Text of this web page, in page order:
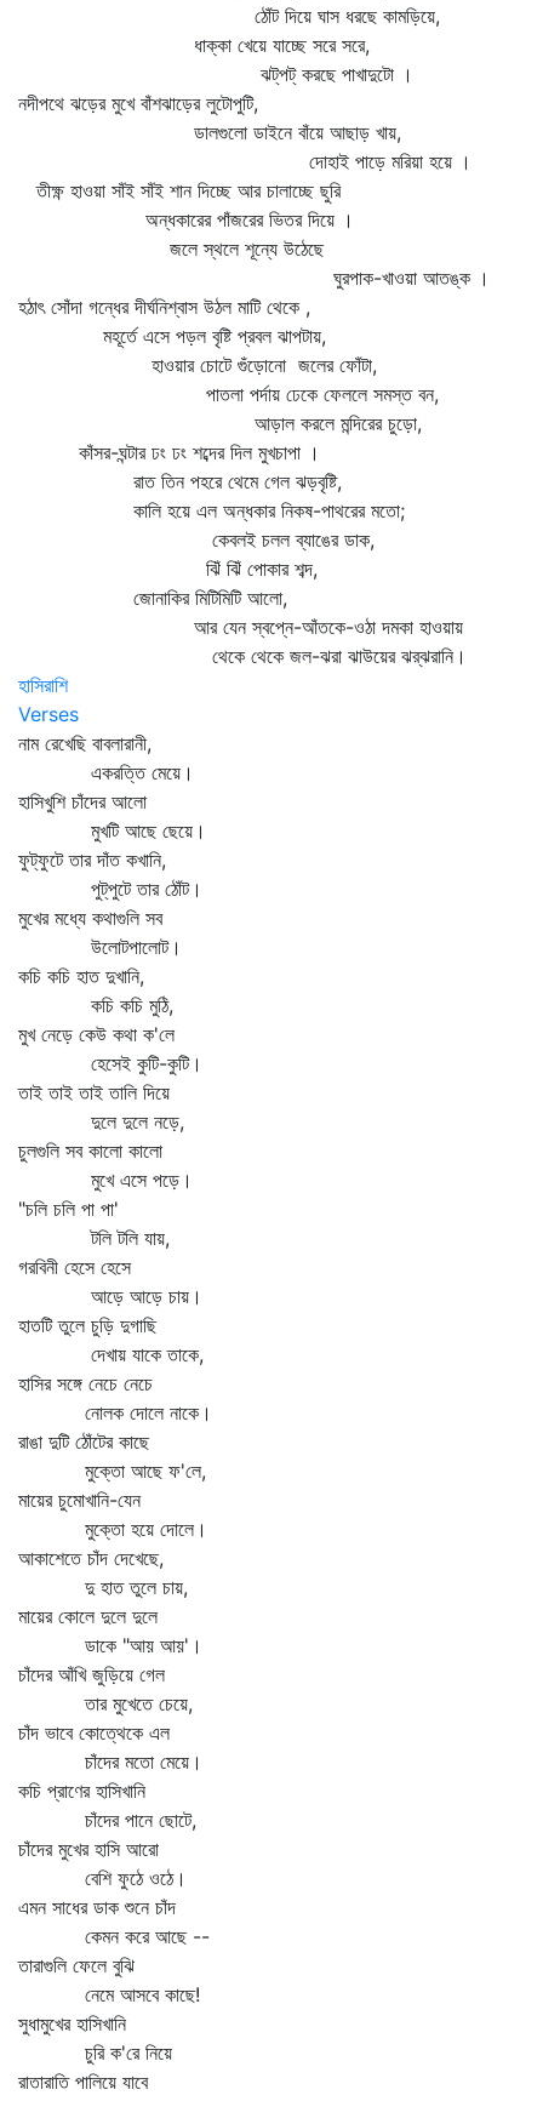
ঠোঁট দিয়ে ঘাস ধরছে কামড়িয়ে,
ধাক্কা খেয়ে যাচ্ছে সরে সরে,
ঝট্‌পট্‌ করছে পাখাদুটো ।
নদীপথে ঝড়ের মুখে বাঁশঝাড়ের লুটোপুটি,
ডালগুলো ডাইনে বাঁয়ে আছাড় খায়,
দোহাই পাড়ে মরিয়া হয়ে ।
তীক্ষ্ণ হাওয়া সাঁই সাঁই শান দিচ্ছে আর চালাচ্ছে ছুরি
অন্ধকারের পাঁজরের ভিতর দিয়ে ।
জলে স্থলে শূন্যে উঠেছে
ঘুরপাক-খাওয়া আতঙ্ক ।
হঠাৎ সোঁদা গন্ধের দীর্ঘনিশ্বাস উঠল মাটি থেকে ,
মহূর্তে এসে পড়ল বৃষ্টি প্রবল ঝাপটায়,
হাওয়ার চোটে গুঁড়োনো জলের ফোঁটা,
পাতলা পর্দায় ঢেকে ফেললে সমস্ত বন,
আড়াল করলে মন্দিরের চুড়ো,
কাঁসর-ঘন্টার ঢং ঢং শব্দের দিল মুখচাপা ।
রাত তিন পহরে থেমে গেল ঝড়বৃষ্টি,
কালি হয়ে এল অন্ধকার নিকষ-পাথরের মতো;
কেবলই চলল ব্যাঙের ডাক,
ঝিঁ ঝিঁ পোকার শব্দ,
জোনাকির মিটিমিটি আলো,
আর যেন স্বপ্নে-আঁতকে-ওঠা দমকা হাওয়ায়
থেকে থেকে জল-ঝরা ঝাউয়ের ঝর্‌ঝরানি।
হাসিরাশি
Verses
নাম রেখেছি বাবলারানী,
একরত্তি মেয়ে।
হাসিখুশি চাঁদের আলো
মুখটি আছে ছেয়ে।
ফুট্‌ফুটে তার দাঁত কখানি,
পুট্‌পুটে তার ঠোঁট।
মুখের মধ্যে কথাগুলি সব
উলোটপালোট।
কচি কচি হাত দুখানি,
কচি কচি মুঠি,
মুখ নেড়ে কেউ কথা ক'লে
হেসেই কুটি-কুটি।
তাই তাই তাই তালি দিয়ে
দুলে দুলে নড়ে,
চুলগুলি সব কালো কালো
মুখে এসে পড়ে।
"চলি চলি পা পা'
টলি টলি যায়,
গরবিনী হেসে হেসে
আড়ে আড়ে চায়।
হাতটি তুলে চুড়ি দুগাছি
দেখায় যাকে তাকে,
হাসির সঙ্গে নেচে নেচে
নোলক দোলে নাকে।
রাঙা দুটি ঠোঁটের কাছে
মুক্তো আছে ফ'লে,
মায়ের চুমোখানি-যেন
মুক্তো হয়ে দোলে।
আকাশেতে চাঁদ দেখেছে,
দু হাত তুলে চায়,
মায়ের কোলে দুলে দুলে
ডাকে "আয় আয়'।
চাঁদের আঁখি জুড়িয়ে গেল
তার মুখেতে চেয়ে,
চাঁদ ভাবে কোত্থেকে এল
চাঁদের মতো মেয়ে।
কচি প্রাণের হাসিখানি
চাঁদের পানে ছোটে,
চাঁদের মুখের হাসি আরো
বেশি ফুঠে ওঠে।
এমন সাধের ডাক শুনে চাঁদ
কেমন করে আছে --
তারাগুলি ফেলে বুঝি
নেমে আসবে কাছে!
সুধামুখের হাসিখানি
চুরি ক'রে নিয়ে
রাতারাতি পালিয়ে যাবে